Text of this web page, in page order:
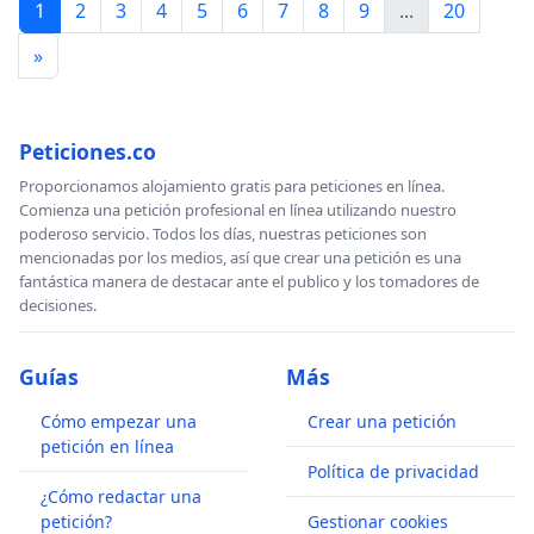
2011 (informes disponibles, acompañados de 25
recomendaciones en:
1 2 3 4 5 6 7 8 9 ...
20
»
Peticiones.co
Proporcionamos alojamiento gratis para peticiones en línea.
Comienza una petición profesional en línea utilizando nuestro
poderoso servicio. Todos los días, nuestras peticiones son
mencionadas por los medios, así que crear una petición es una
fantástica manera de destacar ante el publico y los tomadores de
decisiones.
Guías
Cómo empezar una
petición en línea
¿Cómo redactar una
petición?
Más
Crear una petición
Política de privacidad
Gestionar cookies